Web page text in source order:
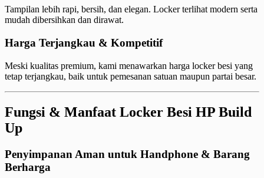
Tampilan lebih rapi, bersih, dan elegan. Locker terlihat modern serta
mudah dibersihkan dan dirawat.
Harga Terjangkau & Kompetitif
Meski kualitas premium, kami menawarkan harga locker besi yang
tetap terjangkau, baik untuk pemesanan satuan maupun partai besar.
Fungsi & Manfaat Locker Besi HP Build
Up
Penyimpanan Aman untuk Handphone & Barang
Berharga